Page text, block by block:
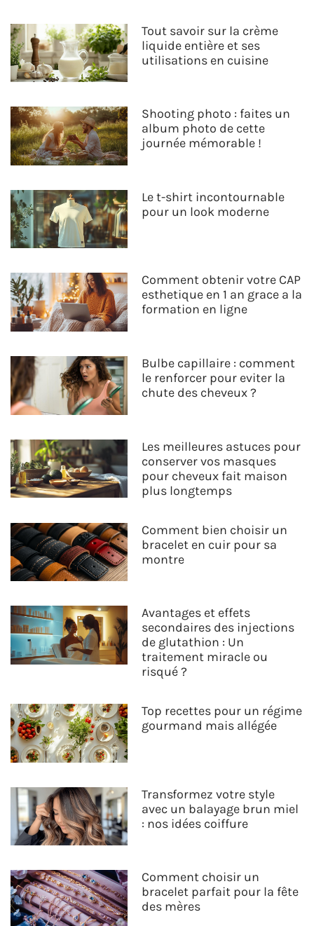
Tout savoir sur la crème
liquide entière et ses
utilisations en cuisine
Shooting photo : faites un
album photo de cette
journée mémorable !
Le t-shirt incontournable
pour un look moderne
Comment obtenir votre CAP
esthetique en 1 an grace a la
formation en ligne
Bulbe capillaire : comment
le renforcer pour eviter la
chute des cheveux ?
Les meilleures astuces pour
conserver vos masques
pour cheveux fait maison
plus longtemps
Comment bien choisir un
bracelet en cuir pour sa
montre
Avantages et effets
secondaires des injections
de glutathion : Un
traitement miracle ou
risqué ?
Top recettes pour un régime
gourmand mais allégée
Transformez votre style
avec un balayage brun miel
: nos idées coiffure
Comment choisir un
bracelet parfait pour la fête
des mères